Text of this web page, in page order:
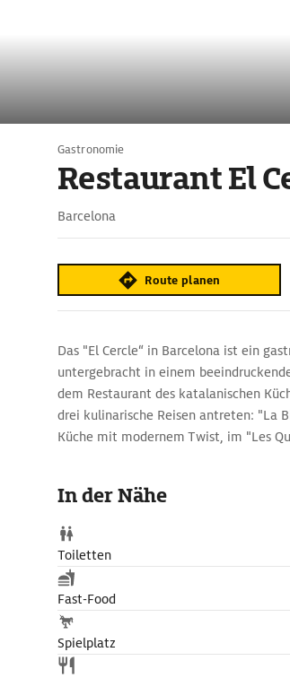
Gastronomie
Restaurant El
Barcelona
Route planen
Das "El Cercle“ in Barcelona ist ein
untergebracht in einem
dem Restaurant des katalanischen
drei kulinarische Reisen antreten: "La
Küche mit modernem Twist, im "Les
und das mittelalterliche Ambiente
In der Nähe
Toiletten
Fast-Food
Spielplatz